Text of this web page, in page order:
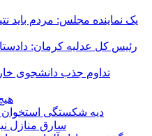
یک نماینده مجلس: مردم باید
رئیس کل عدلیه کرمان:
تداوم جذب دانشجوی
دیه شکستگی استخوان امسال به ۴۲۰
۲ سارق منازل